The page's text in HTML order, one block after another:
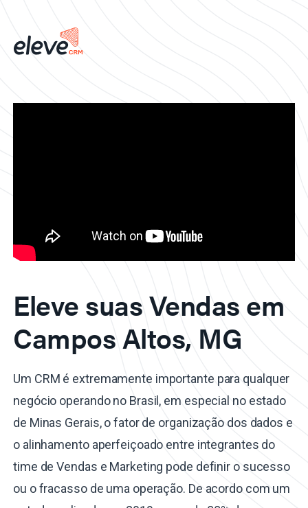
Eleve suas Vendas em
Campos Altos, MG
Um CRM é extremamente importante para qualquer
negócio operando no Brasil, em especial no estado
de Minas Gerais, o fator de organização dos dados e
o alinhamento aperfeiçoado entre integrantes do
time de Vendas e Marketing pode definir o sucesso
ou o fracasso de uma operação. De acordo com um